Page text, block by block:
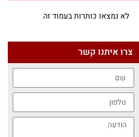
לא נמצאו כותרות בעמוד זה
צרו איתנו קשר